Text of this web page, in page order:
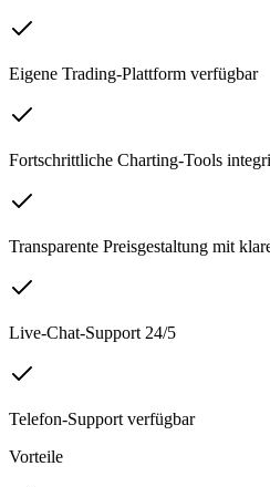
Eigene Trading-Plattform verfügbar
Fortschrittliche Charting-Tools
Transparente Preisgestaltung mit
Live-Chat-Support 24/5
Telefon-Support verfügbar
Vorteile